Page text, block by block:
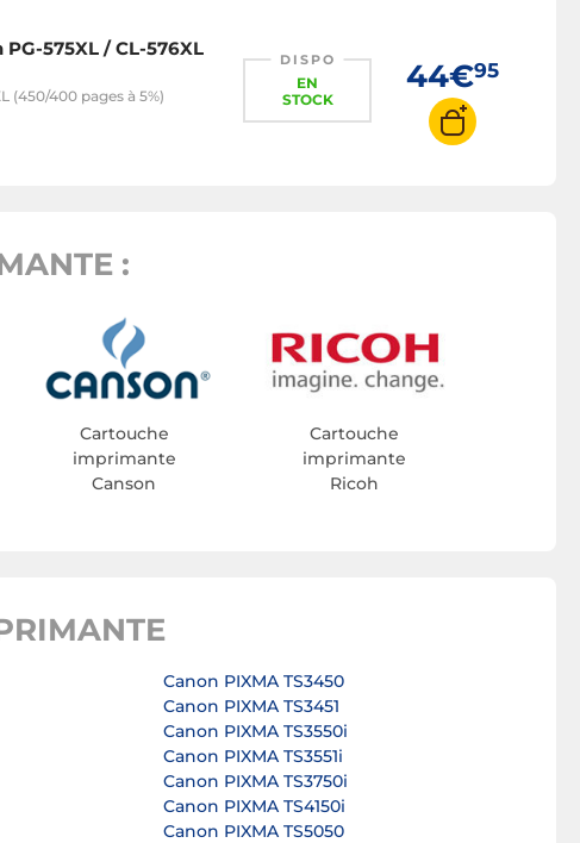
575XL / CL-576XL
(450/400 pages à 5%)
DISPO
EN
STOCK
44€95
:
Cartouche
imprimante
Canson
Cartouche
imprimante
Ricoh
Canon PIXMA TS3450
Canon PIXMA TS3451
Canon PIXMA TS3550i
Canon PIXMA TS3551i
Canon PIXMA TS3750i
Canon PIXMA TS4150i
Canon PIXMA TS5050